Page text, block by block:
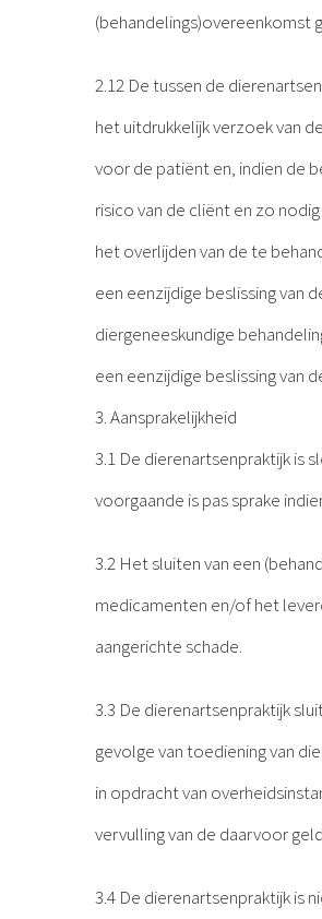
(behandelings)overeenkomst
2.12 De tussen de
het uitdrukkelijk verzoek van
voor de patiënt en, indien de
risico van de cliënt en zo
het overlijden van de te
een eenzijdige beslissing van
diergeneeskundige
een eenzijdige beslissing van
3. Aansprakelijkheid
3.1 De dierenartsenpraktijk is
voorgaande is pas sprake
3.2 Het sluiten van een
medicamenten en/of het
aangerichte schade.
3.3 De dierenartsenpraktijk
gevolge van toediening van
in opdracht van
vervulling van de daarvoor
3.4 De dierenartsenpraktijk is